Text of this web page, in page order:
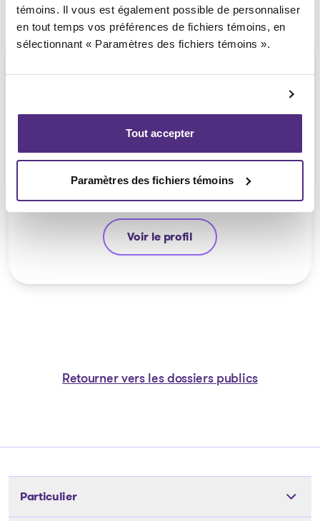
témoins. Il vous est également possible de personnaliser
en tout temps vos préférences de fichiers témoins, en
sélectionnant « Paramètres des fichiers témoins ».
Tout accepter
Paramètres des fichiers témoins
Stéphane Gauvin
CPA, PAIR, SAI
Voir le profil
Stéphane Gauvin
Retourner vers les dossiers publics
Particulier